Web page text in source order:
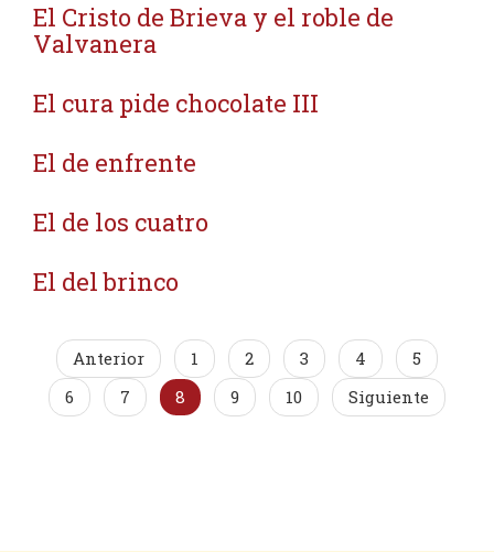
El Cristo de Brieva y el roble de
Valvanera
El cura pide chocolate III
El de enfrente
El de los cuatro
El del brinco
Anterior 1 2 3 4
5
6
7 8 9 10 Siguiente